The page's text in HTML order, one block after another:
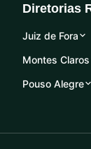
Diretorias
Juiz de Fora
Montes Claros
Pouso Alegre